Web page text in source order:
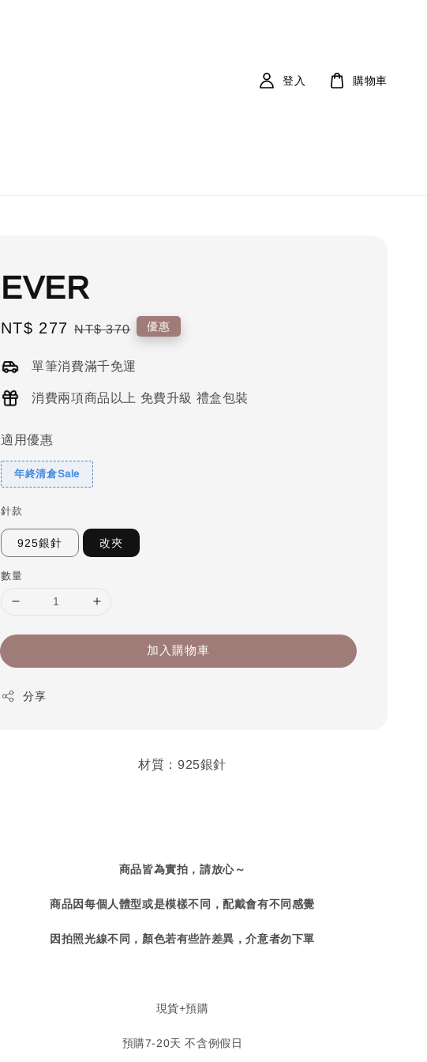
登入 購物車
EVER
Sale
NT$ 277 Regular
NT$ 370 優惠
單筆消費滿千免運
消費兩項商品以上 免費升級 禮盒包裝
適用優惠
年終清倉Sale
針款
925銀針 改夾
數量
加入購物車
分享
材質：925銀針
商品皆為實拍，請放心～
商品因每個人體型或是模樣不同，配戴會有不同感覺
因拍照光線不同，顏色若有些許差異，介意者勿下單
現貨+預購
預購7-20天 不含例假日